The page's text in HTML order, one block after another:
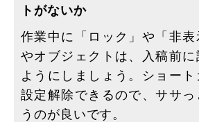
トがないか
作業中に「ロック」や「非
やオブジェクトは、入稿前に
ようにしましょう。ショー
設定解除できるので、ササっ
うのが良いです。